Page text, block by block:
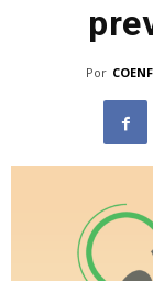
Por